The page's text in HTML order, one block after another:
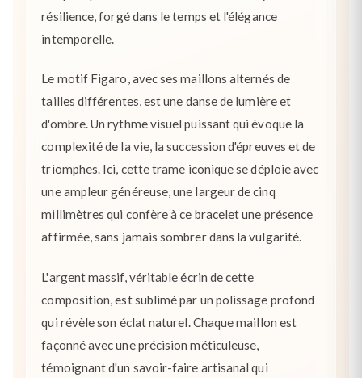
résilience, forgé dans le temps et l'élégance
intemporelle.
Le motif Figaro, avec ses maillons alternés de
tailles différentes, est une danse de lumière et
d'ombre. Un rythme visuel puissant qui évoque la
complexité de la vie, la succession d'épreuves et de
triomphes. Ici, cette trame iconique se déploie avec
une ampleur généreuse, une largeur de cinq
millimètres qui confère à ce bracelet une présence
affirmée, sans jamais sombrer dans la vulgarité.
L'argent massif, véritable écrin de cette
composition, est sublimé par un polissage profond
qui révèle son éclat naturel. Chaque maillon est
façonné avec une précision méticuleuse,
témoignant d'un savoir-faire artisanal qui